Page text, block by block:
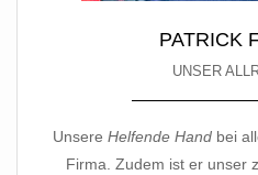
PATRICK
UNSER
Unsere Helfende Handbei
Firma Zudem ist er unser